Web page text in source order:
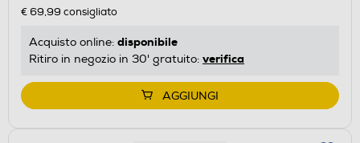
€ 69,99 consigliato
Acquisto online: disponibile
Ritiro in negozio in 30' gratuito: verifica
AGGIUNGI